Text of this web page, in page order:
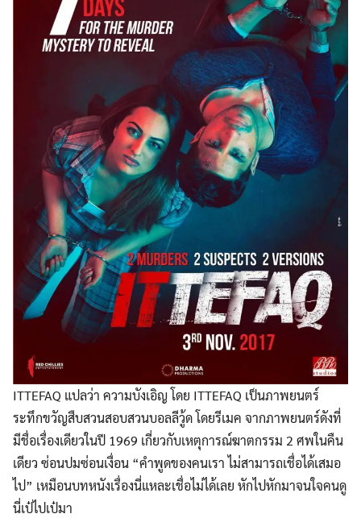
ITTEFAQ แปลว่า ความบังเอิญ โดย ITTEFAQ เป็นภาพยนตร์
ระทึกขวัญสืบสวนสอบสวนบอลลีวู้ด โดยรีเมค จากภาพยนตร์ดังที่
มีชื่อเรื่องเดียวในปี 1969 เกี่ยวกับเหตุการณ์ฆาตกรรม 2 ศพในคืน
เดียว ซ่อนปมซ่อนเงื่อน “คำพูดของคนเรา ไม่สามารถเชื่อได้เสมอ
ไป” เหมือนบทหนังเรื่องนี่แหละเชื่อไม่ได้เลย หักไปหักมาจนใจคนดู
นี่เป๋ไปเป๋มา